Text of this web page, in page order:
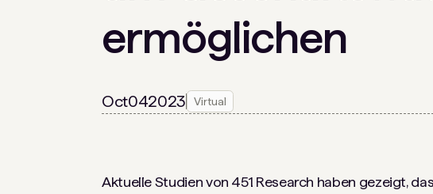
ermöglichen
Oct042023 Virtual
Aktuelle Studien von 451 Research haben gezeigt,